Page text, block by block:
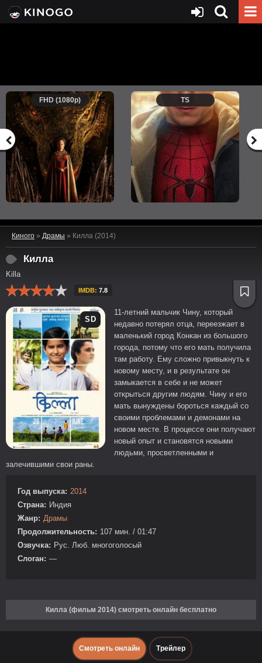
FHD (1080p) TS
Киного » Драмы » Килла (2014)
Килла
Killa
IMDB: 7.8
SD
11-летний мальчик Чину, который
недавно потерял отца, переезжает в
маленький город Конкан из большого
города, потому что его мать получила
там работу. Ему сложно привыкнуть к
новому месту, и в результате он
замыкается в себе и не может
открыться другим людям. Чину и его
мать вынуждены бороться каждый со
своими проблемами и демонами на
новом месте. В процессе они получают
новый опыт и становятся новыми
людьми, просветленными и
залечившими свои раны.
Год выпуска: 2014
Страна: Индия
Жанр: Драмы
Продолжительность: 107 мин. / 01:47
Озвучка: Рус. Люб. многоголосый
Слоган: —
Килла (фильм 2014) смотреть онлайн бесплатно
Смотреть онлайн Трейлер